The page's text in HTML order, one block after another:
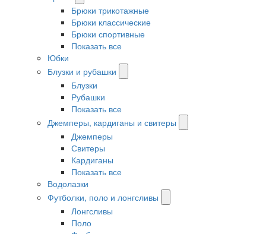
Брюки трикотажные
Брюки классические
Брюки спортивные
Показать все
Юбки
Блузки и рубашки
Блузки
Рубашки
Показать все
Джемперы, кардиганы и свитеры
Джемперы
Свитеры
Кардиганы
Показать все
Водолазки
Футболки, поло и лонгсливы
Лонгсливы
Поло